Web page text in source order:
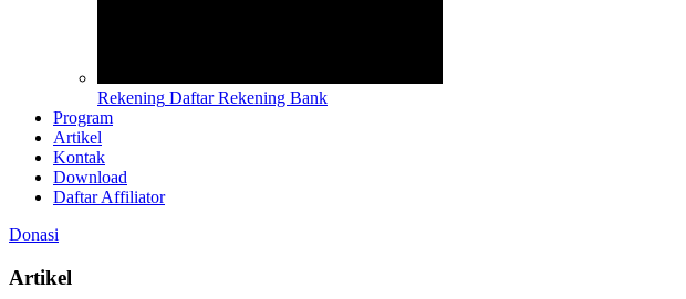
Rekening Daftar Rekening Bank
Program
Artikel
Kontak
Download
Daftar Affiliator
Donasi
Artikel